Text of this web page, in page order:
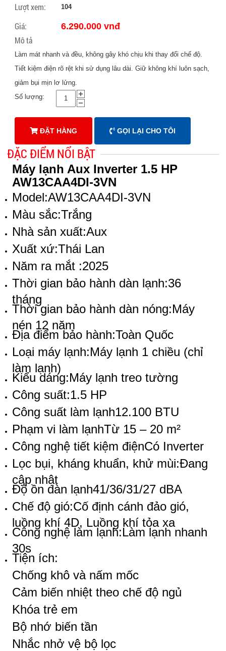
Lượt xem:
104
Giá: 6.290.000 vnđ
Mô tả
Làm mát nhanh và đều, không gây khó chịu khi thay đổi chế độ.
Tiết kiệm điện rõ rệt khi sử dụng lâu dài. Giữ không khí luôn sạch,
giảm bụi mịn lơ lửng.
Số lượng:
ĐẶT HÀNG GỌI LẠI CHO TÔI
ĐẶC ĐIỂM NỔI BẬT
Máy lạnh Aux Inverter 1.5 HP
AW13CAA4DI-3VN
Model:AW13CAA4DI-3VN
Màu sắc:Trắng
Nhà sản xuất:Aux
Xuất xứ:Thái Lan
Năm ra mắt :2025
Thời gian bảo hành dàn lạnh:36
tháng
Thời gian bảo hành dàn nóng:Máy
nén 12 năm
Địa điểm bảo hành:Toàn Quốc
Loại máy lạnh:Máy lạnh 1 chiều (chỉ
làm lạnh)
Kiểu dáng:Máy lạnh treo tường
Công suất:1.5 HP
Công suất làm lạnh12.100 BTU
Phạm vi làm lạnhTừ 15 – 20 m²
Công nghệ tiết kiệm điệnCó Inverter
Lọc bụi, kháng khuẩn, khử mùi:Đang
cập nhật
Độ ồn dàn lạnh41/36/31/27 dBA
Chế độ gió:Cố định cánh đảo gió,
luồng khí 4D, Luồng khí tỏa xa
Công nghệ làm lạnh:Làm lạnh nhanh
30s
Tiện ích:
Chống khô và nấm mốc
Cảm biến nhiệt theo chế độ ngủ
Khóa trẻ em
Bộ nhớ biến tần
Nhắc nhở vệ bộ lọc